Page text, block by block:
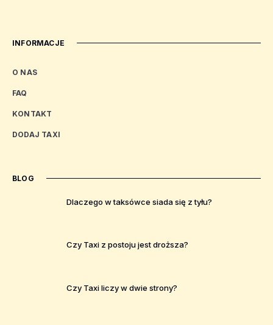
INFORMACJE
O NAS
FAQ
KONTAKT
DODAJ TAXI
BLOG
Dlaczego w taksówce siada się z tyłu?
Czy Taxi z postoju jest droższa?
Czy Taxi liczy w dwie strony?